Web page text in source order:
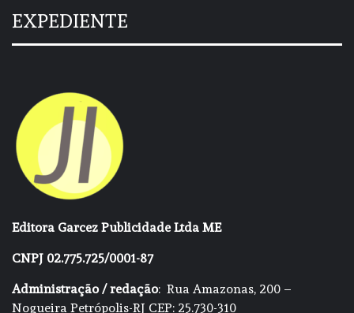
EXPEDIENTE
Editora Garcez Publicidade Ltda ME
CNPJ 02.775.725/0001-87
Administração / redação: Rua Amazonas, 200 –
Nogueira Petrópolis-RJ CEP: 25.730-310